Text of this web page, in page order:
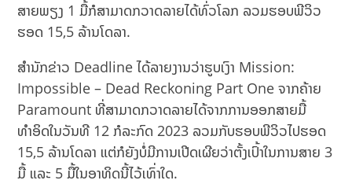
ສາຍພຽງ 1 ມື້ກໍສາມາດກວາດລາຍໄດ້ທົ່ວໂລກ ລວມຮອບພີວິວ
ຮອດ 15,5​ ລ້ານໂດລາ.
ສຳນັກຂ່າວ Deadline ໄດ້ລາຍງານວ່າຮູບເງົາ Mission:
Impossible – Dead Reckoning Part One ຈາກຄ້າຍ
Paramount ທີ່ສາມາດກວາດລາຍໄດ້ຈາກການອອກສາຍມື້
ທຳອິດໃນວັນທີ 12 ກໍລະກົດ 2023 ລວມກັບຮອບພີວິວໄປຮອດ
15,5 ລ້ານໂດລາ ແຕ່ກໍຍັງບໍ່ມີການເປີດເຜີຍວ່າຕັ້ງເປົ້າໃນການສາຍ 3
ມື້ ແລະ 5 ມື້ໃນອາທິດນີ້ໄວ້ເທົ່າໃດ.